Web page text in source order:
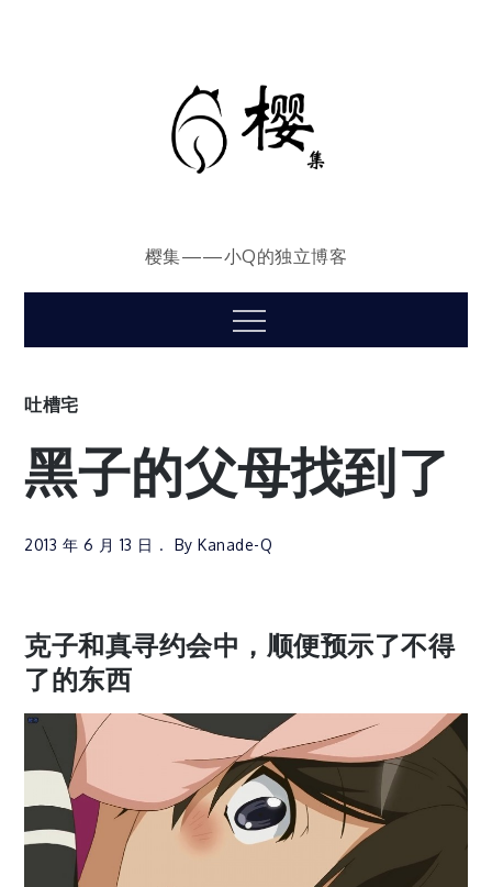
樱集——小Q的独立博客
Menu
吐槽宅
黑子的父母找到了
2013 年 6 月 13 日 ByKanade-Q
克子和真寻约会中，顺便预示了不得
了的东西